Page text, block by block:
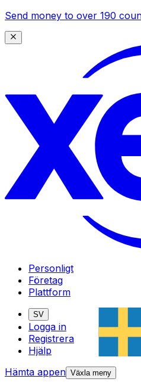
Send money to over 190
Personligt
Företag
Plattform
SV
Logga in
Registrera
Hjälp
Hämta appen Växla meny